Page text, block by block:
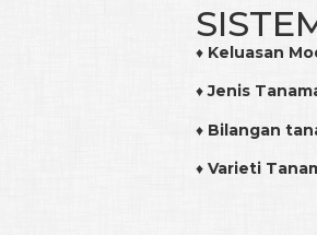
♦ Keluasan
♦Jenis
♦ Bilangan
♦ Varieti